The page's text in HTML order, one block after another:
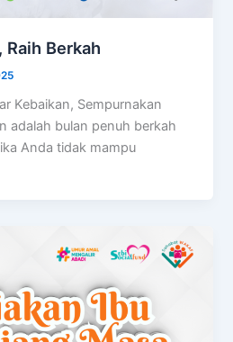
Raih Berkah
Kebaikan, Sempurnakan
adalah bulan penuh berkah
Anda tidak mampu